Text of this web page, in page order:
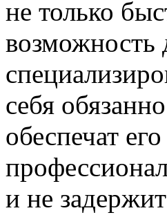
не только
возможность
себя
обеспечат
и не